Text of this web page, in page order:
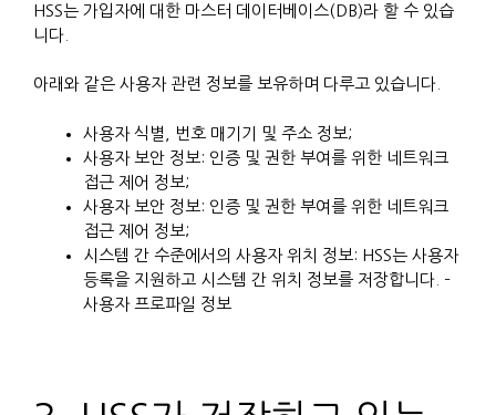
HSS는 가입자에 대한 마스터 데이터베이스(DB)라 할 수 있습
니다.
아래와 같은 사용자 관련 정보를 보유하며 다루고 있습니다.
사용자 식별, 번호 매기기 및 주소 정보;
사용자 보안 정보: 인증 및 권한 부여를 위한 네트워크
접근 제어 정보;
사용자 보안 정보: 인증 및 권한 부여를 위한 네트워크
접근 제어 정보;
시스템 간 수준에서의 사용자 위치 정보: HSS는 사용자
등록을 지원하고 시스템 간 위치 정보를 저장합니다. –
사용자 프로파일 정보